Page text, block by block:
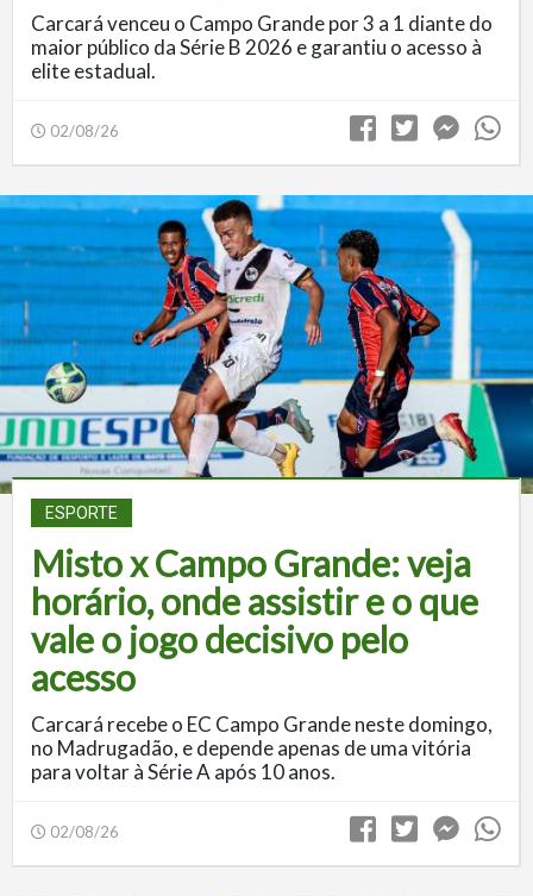
Carcará venceu o Campo Grande por 3 a 1 diante do
maior público da Série B 2026 e garantiu o acesso à
elite estadual.
02/08/26
ESPORTE
Misto x Campo Grande: veja
horário, onde assistir e o que
vale o jogo decisivo pelo
acesso
Carcará recebe o EC Campo Grande neste domingo,
no Madrugadão, e depende apenas de uma vitória
para voltar à Série A após 10 anos.
02/08/26